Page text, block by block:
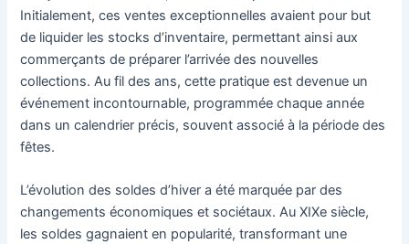
Initialement, ces ventes exceptionnelles avaient pour but
de liquider les stocks d’inventaire, permettant ainsi aux
commerçants de préparer l’arrivée des nouvelles
collections. Au fil des ans, cette pratique est devenue un
événement incontournable, programmée chaque année
dans un calendrier précis, souvent associé à la période des
fêtes.
L’évolution des soldes d’hiver a été marquée par des
changements économiques et sociétaux. Au XIXe siècle,
les soldes gagnaient en popularité, transformant une